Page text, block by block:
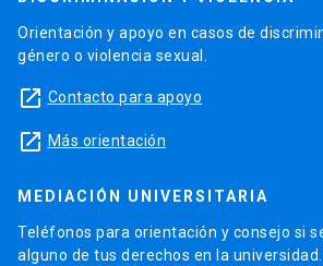
Orientación y apoyo en casos de
género o violencia sexual.
launch Contacto para apoyo
launch Más orientación
MEDIACIÓN UNIVERSITARIA
Teléfonos para orientación y consejo si
alguno de tus derechos en la universidad.